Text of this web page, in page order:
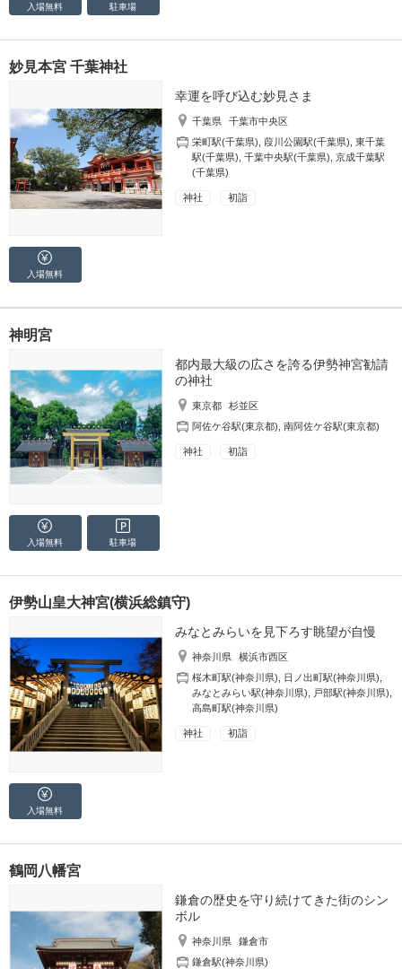
入場無料 駐車場
妙見本宮 千葉神社
幸運を呼び込む妙見さま
千葉県
千葉市中央区
栄町駅(千葉県) ,葭川公園駅(千葉県) ,東千葉
駅(千葉県) ,千葉中央駅(千葉県) ,京成千葉駅
(千葉県)
神社 初詣
入場無料
神明宮
都内最大級の広さを誇る伊勢神宮勧請
の神社
東京都
杉並区
阿佐ケ谷駅(東京都) ,南阿佐ケ谷駅(東京都)
神社 初詣
入場無料 駐車場
伊勢山皇大神宮(横浜総鎮守)
みなとみらいを見下ろす眺望が自慢
神奈川県
横浜市西区
桜木町駅(神奈川県)
日ノ出町駅(神奈川県)
みなとみらい駅(神奈川県)
戸部駅(神奈川県)
高島町駅(神奈川県)
神社 初詣
入場無料
鶴岡八幡宮
鎌倉の歴史を守り続けてきた街のシン
ボル
神奈川県
鎌倉市
鎌倉駅(神奈川県)